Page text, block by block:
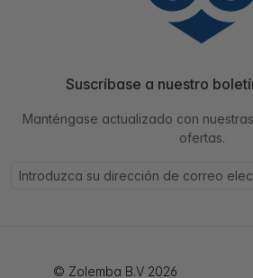
Suscríbase a nuestro
Manténgase actualizado con
ofertas.
© Zolemba B.V 2026